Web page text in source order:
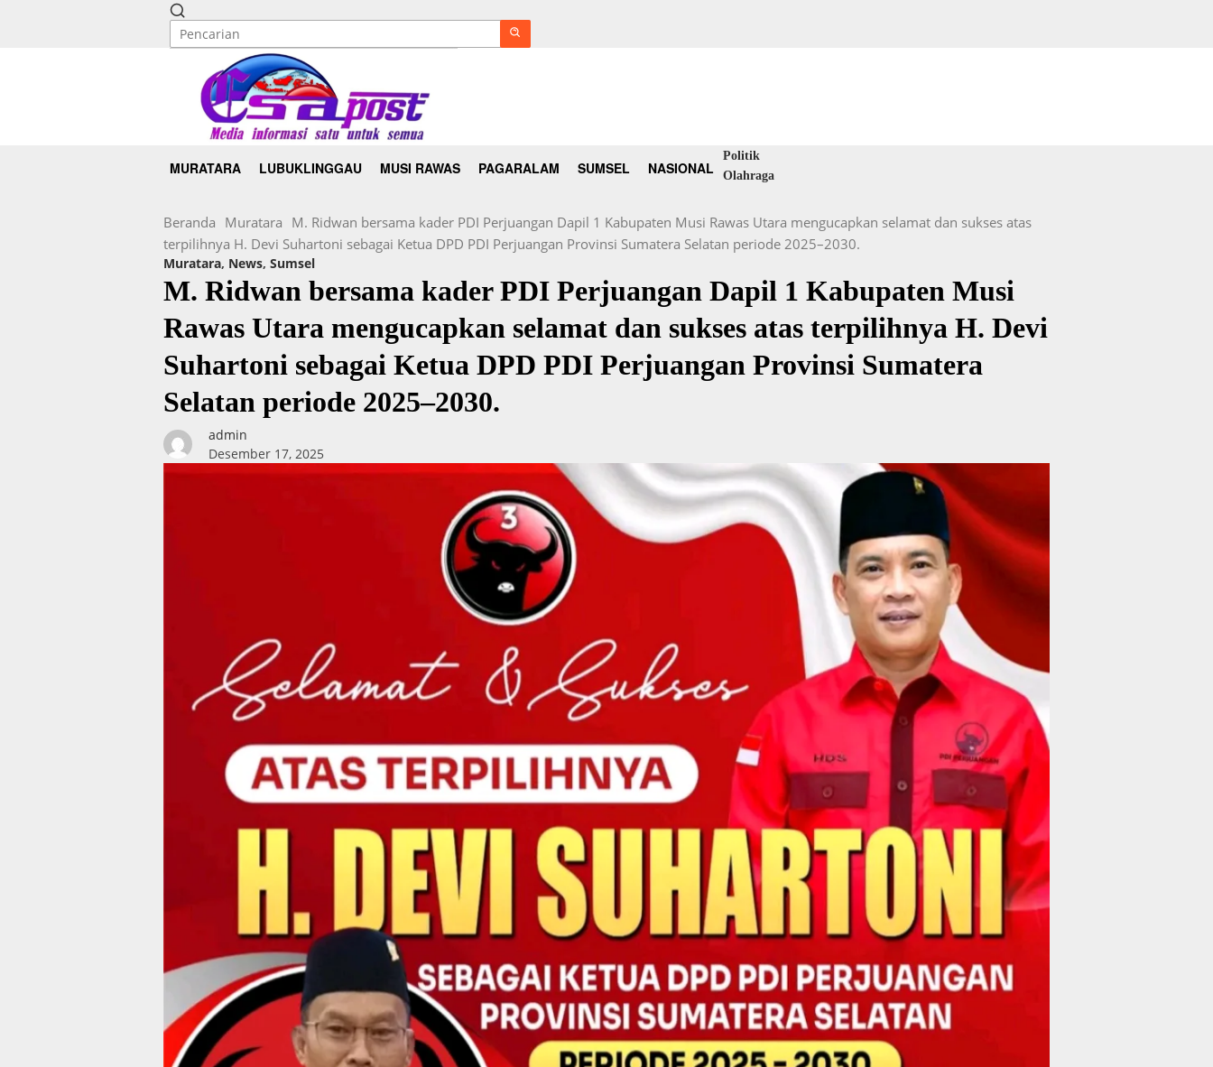
MURATARA LUBUKLINGGAU MUSI RAWAS PAGARALAM SUMSEL NASIONAL
Politik
Olahraga
Beranda Muratara M. Ridwan bersama kader PDI Perjuangan Dapil 1 Kabupaten Musi Rawas Utara mengucapkan selamat dan sukses atas
terpilihnya H. Devi Suhartoni sebagai Ketua DPD PDI Perjuangan Provinsi Sumatera Selatan periode 2025–2030.
Muratara, News, Sumsel
M. Ridwan bersama kader PDI Perjuangan Dapil 1 Kabupaten Musi
Rawas Utara mengucapkan selamat dan sukses atas terpilihnya H. Devi
Suhartoni sebagai Ketua DPD PDI Perjuangan Provinsi Sumatera
Selatan periode 2025–2030.
admin
Desember 17, 2025